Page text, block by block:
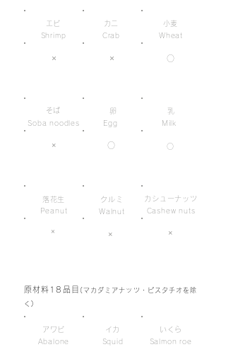
Shrimp
×
カニ
Crab
×
小麦
Wheat
○
エビ
そば
Soba noodles
×
Egg
○
Milk
○
卵 乳
Peanut
落花生
×
クルミ
Walnut
×
Cashew nuts
カシューナッツ
×
原材料18品目 (マカダミアナッツ・ピスタチオを除
く)
Abalone
イカ
Squid
Salmon roe
アワビ いくら